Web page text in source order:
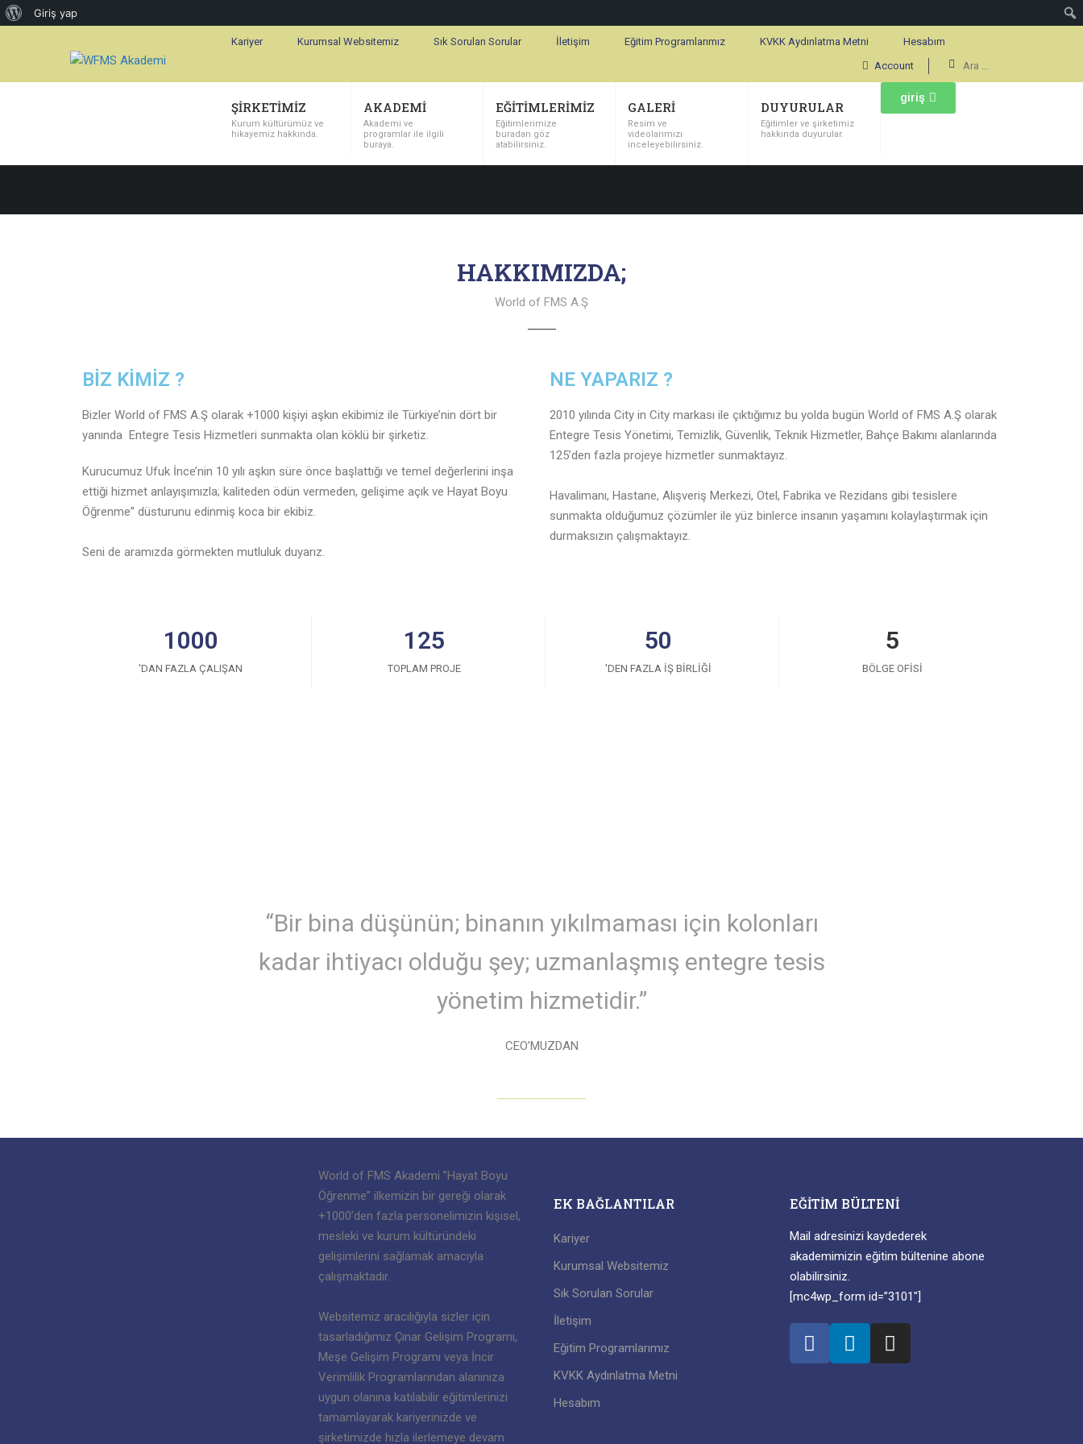
Giriş yap
Kariyer Kurumsal Websitemiz Sık Sorulan Sorular İletişim Eğitim Programlarımız KVKK Aydınlatma Metni
Hesabım
Account
ŞİRKETİMİZ
Kurum kültürümüz ve
hikayemiz hakkında.
AKADEMİ
Akademi ve
programlar ile ilgili
buraya.
EĞİTİMLERİMİZ
Eğitimlerimize
buradan göz
atabilirsiniz.
GALERİ
Resim ve
videolarımızı
inceleyebilirsiniz.
DUYURULAR
Eğitimler ve şirketimiz
hakkında duyurular.
giriş
ŞIRKETIMIZ
HAKKIMIZDA;
World of FMS A.Ş
BİZ KİMİZ ?
Bizler World of FMS A.Ş olarak +1000 kişiyi aşkın ekibimiz ile Türkiye’nin dört bir
yanında Entegre Tesis Hizmetleri sunmakta olan köklü bir şirketiz.
Kurucumuz Ufuk İnce’nin 10 yılı aşkın süre önce başlattığı ve temel değerlerini inşa
ettiği hizmet anlayışımızla; kaliteden ödün vermeden, gelişime açık ve Hayat Boyu
Öğrenme” düsturunu edinmiş koca bir ekibiz.
Seni de aramızda görmekten mutluluk duyarız.
NE YAPARIZ ?
2010 yılında City in City markası ile çıktığımız bu yolda bugün World of FMS A.Ş olarak
Entegre Tesis Yönetimi, Temizlik, Güvenlik, Teknik Hizmetler, Bahçe Bakımı alanlarında
125’den fazla projeye hizmetler sunmaktayız.
Havalimanı, Hastane, Alışveriş Merkezi, Otel, Fabrika ve Rezidans gibi tesislere
sunmakta olduğumuz çözümler ile yüz binlerce insanın yaşamını kolaylaştırmak için
durmaksızın çalışmaktayız.
1000
'DAN FAZLA ÇALIŞAN
125
TOPLAM PROJE
50
'DEN FAZLA IŞ BIRLIĞI
5
BÖLGE OFISI
“Bir bina düşünün; binanın yıkılmaması için kolonları
kadar ihtiyacı olduğu şey; uzmanlaşmış entegre tesis
yönetim hizmetidir.”
CEO’MUZDAN
World of FMS Akademi ”Hayat Boyu
Öğrenme” ilkemizin bir gereği olarak
+1000’den fazla personelimizin kişisel,
mesleki ve kurum kültüründeki
gelişimlerini sağlamak amacıyla
çalışmaktadır.
Websitemiz aracılığıyla sizler için
tasarladığımız Çınar Gelişim Programı,
Meşe Gelişim Programı veya İncir
Verimlilik Programlarından alanınıza
uygun olanına katılabilir eğitimlerinizi
tamamlayarak kariyerinizde ve
şirketimizde hızla ilerlemeye devam
EK BAĞLANTILAR
Kariyer
Kurumsal Websitemiz
Sık Sorulan Sorular
İletişim
Eğitim Programlarımız
KVKK Aydınlatma Metni
Hesabım
EĞITIM BÜLTENI
Mail adresinizi kaydederek
akademimizin eğitim bültenine abone
olabilirsiniz.
[mc4wp_form id=”3101″]